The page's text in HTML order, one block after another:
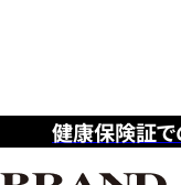
健康保険証